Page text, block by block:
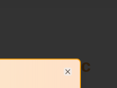
Syndic